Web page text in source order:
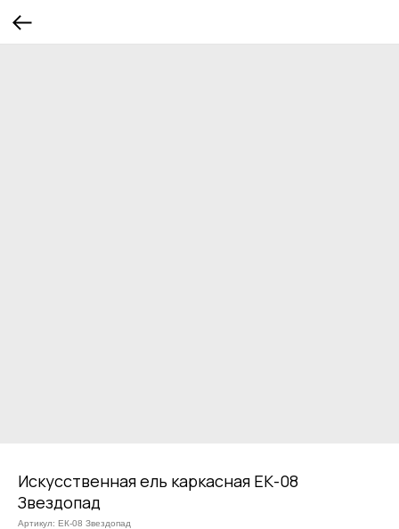
Искусственная ель каркасная ЕК-08
Звездопад
Артикул: ЕК-08 Звездопад